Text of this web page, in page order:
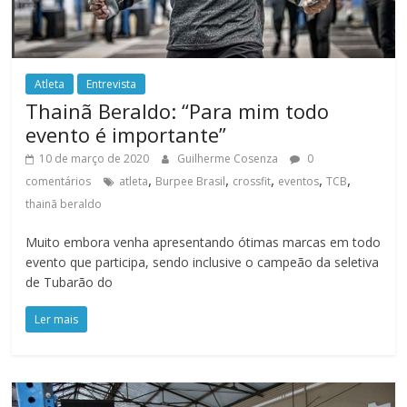
Atleta Entrevista
Thainã Beraldo: “Para mim todo
evento é importante”
10 de março de 2020 Guilherme Cosenza
0
comentários
atleta, Burpee Brasil, crossfit, eventos,TCB,
thainã beraldo
Muito embora venha apresentando ótimas marcas em todo
evento que participa, sendo inclusive o campeão da seletiva
de Tubarão do
Ler mais